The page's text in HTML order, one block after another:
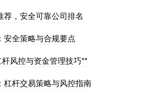
荐，安全可靠公司排名
安全策略与合规要点
风控与资金管理技巧**
杠杆交易策略与风控指南